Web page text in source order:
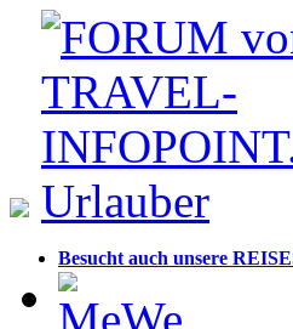
Besucht auch unsere